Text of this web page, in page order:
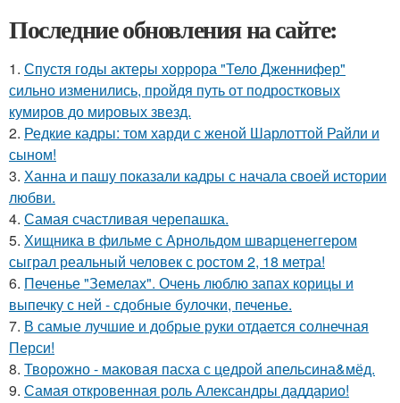
Последние обновления на сайте:
1. Спустя годы актеры хоррора "Тело Дженнифер"
сильно изменились, пройдя путь от подростковых
кумиров до мировых звезд.
2. Редкие кадры: том харди с женой Шарлоттой Райли и
сыном!
3. Ханна и пашу показали кадры с начала своей истории
любви.
4. Самая счастливая черепашка.
5. Хищника в фильме с Арнольдом шварценеггером
сыграл реальный человек с ростом 2, 18 метра!
6. Печенье "Земелах". Очень люблю запах корицы и
выпечку с ней - сдобные булочки, печенье.
7. В самые лучшие и добрые руки отдается солнечная
Перси!
8. Творожно - маковая пасха с цедрой апельсина&мёд.
9. Самая откровенная роль Александры даддарио!